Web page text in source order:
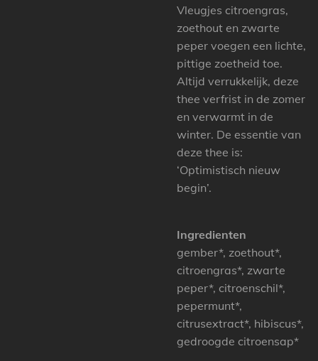
Vleugjes citroengras,
zoethout en zwarte
peper voegen een lichte,
pittige zoetheid toe.
Altijd verrukkelijk, deze
thee verfrist in de zomer
en verwarmt in de
winter. De essentie van
deze thee is:
‘Optimistisch nieuw
begin’.
Ingredienten
gember*, zoethout*,
citroengras*, zwarte
peper*, citroenschil*,
pepermunt*,
citrusextract*, hibiscus*,
gedroogde citroensap*